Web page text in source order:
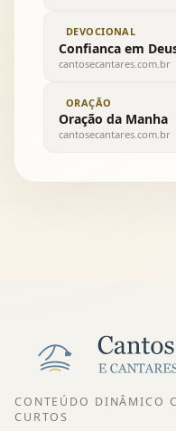
DEVOCIONAL
Confianca em
cantosecantares.com.br
ORAÇÃO
Oração da Manha
cantosecantares.com.br
CONTEÚDO DINÂMICO
CURTOS